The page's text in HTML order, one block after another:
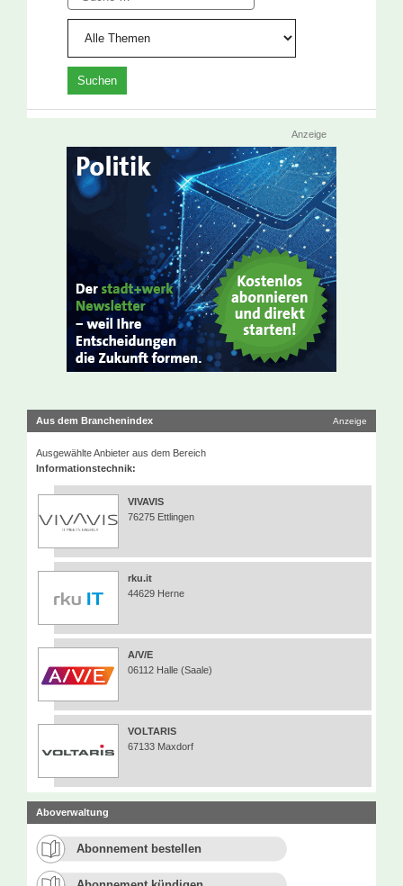
Anzeige
Aus dem Branchenindex Anzeige
Ausgewählte Anbieter aus dem Bereich
Informationstechnik:
VIVAVIS
76275 Ettlingen
rku.it
44629 Herne
A/V/E
06112 Halle (Saale)
VOLTARIS
67133 Maxdorf
Aboverwaltung
Abonnement bestellen